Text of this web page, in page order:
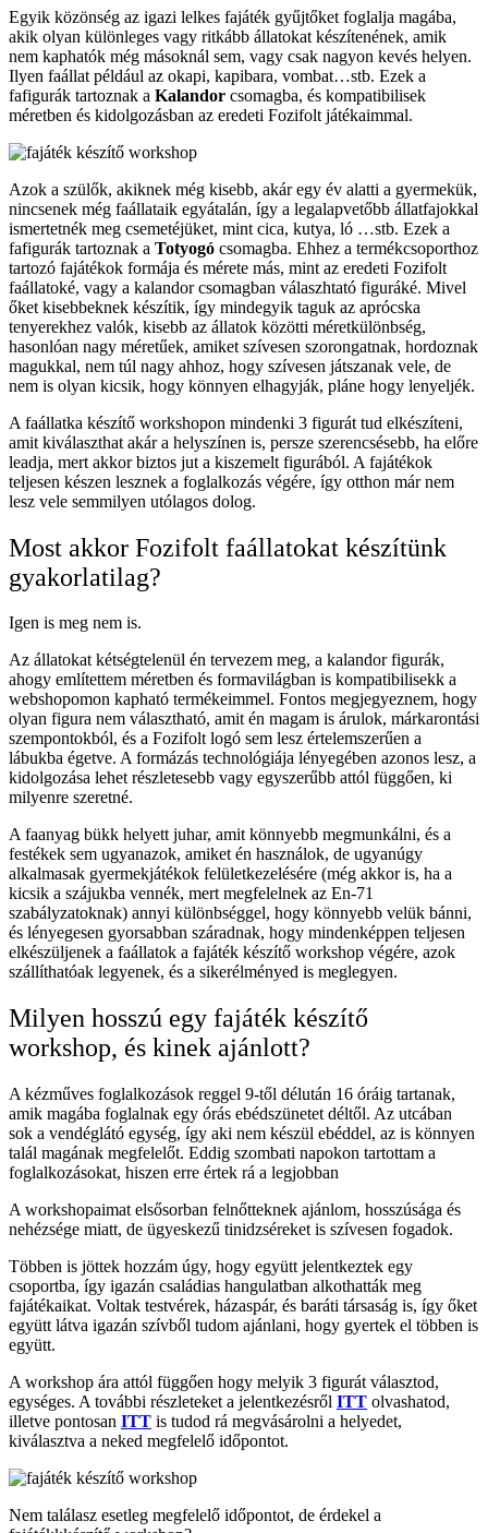
Egyik közönség az igazi lelkes fajáték gyűjtőket foglalja magába,
akik olyan különleges vagy ritkább állatokat készítenének, amik
nem kaphatók még másoknál sem, vagy csak nagyon kevés helyen.
Ilyen faállat például az okapi, kapibara, vombat…stb. Ezek a
fafigurák tartoznak a Kalandor csomagba, és kompatibilisek
méretben és kidolgozásban az eredeti Fozifolt játékaimmal.
Azok a szülők, akiknek még kisebb, akár egy év alatti a gyermekük,
nincsenek még faállataik egyátalán, így a legalapvetőbb állatfajokkal
ismertetnék meg csemetéjüket, mint cica, kutya, ló …stb. Ezek a
fafigurák tartoznak a Totyogó csomagba. Ehhez a termékcsoporthoz
tartozó fajátékok formája és mérete más, mint az eredeti Fozifolt
faállatoké, vagy a kalandor csomagban válaszhtató figuráké. Mivel
őket kisebbeknek készítik, így mindegyik taguk az aprócska
tenyerekhez valók, kisebb az állatok közötti méretkülönbség,
hasonlóan nagy méretűek, amiket szívesen szorongatnak, hordoznak
magukkal, nem túl nagy ahhoz, hogy szívesen játszanak vele, de
nem is olyan kicsik, hogy könnyen elhagyják, pláne hogy lenyeljék.
A faállatka készítő workshopon mindenki 3 figurát tud elkészíteni,
amit kiválaszthat akár a helyszínen is, persze szerencsésebb, ha előre
leadja, mert akkor biztos jut a kiszemelt figurából. A fajátékok
teljesen készen lesznek a foglalkozás végére, így otthon már nem
lesz vele semmilyen utólagos dolog.
Most akkor Fozifolt faállatokat készítünk
gyakorlatilag?
Igen is meg nem is.
Az állatokat kétségtelenül én tervezem meg, a kalandor figurák,
ahogy említettem méretben és formavilágban is kompatibilisekk a
webshopomon kapható termékeimmel. Fontos megjegyeznem, hogy
olyan figura nem választható, amit én magam is árulok, márkarontási
szempontokból, és a Fozifolt logó sem lesz értelemszerűen a
lábukba égetve. A formázás technológiája lényegében azonos lesz, a
kidolgozása lehet részletesebb vagy egyszerűbb attól függően, ki
milyenre szeretné.
A faanyag bükk helyett juhar, amit könnyebb megmunkálni, és a
festékek sem ugyanazok, amiket én használok, de ugyanúgy
alkalmasak gyermekjátékok felületkezelésére (még akkor is, ha a
kicsik a szájukba vennék, mert megfelelnek az En-71
szabályzatoknak) annyi különbséggel, hogy könnyebb velük bánni,
és lényegesen gyorsabban száradnak, hogy mindenképpen teljesen
elkészüljenek a faállatok a fajáték készítő workshop végére, azok
szállíthatóak legyenek, és a sikerélményed is meglegyen.
Milyen hosszú egy fajáték készítő
workshop, és kinek ajánlott?
A kézműves foglalkozások reggel 9-től délután 16 óráig tartanak,
amik magába foglalnak egy órás ebédszünetet déltől. Az utcában
sok a vendéglátó egység, így aki nem készül ebéddel, az is könnyen
talál magának megfelelőt. Eddig szombati napokon tartottam a
foglalkozásokat, hiszen erre értek rá a legjobban
A workshopaimat elsősorban felnőtteknek ajánlom, hosszúsága és
nehézsége miatt, de ügyeskezű tinidzséreket is szívesen fogadok.
Többen is jöttek hozzám úgy, hogy együtt jelentkeztek egy
csoportba, így igazán családias hangulatban alkothatták meg
fajátékaikat. Voltak testvérek, házaspár, és baráti társaság is, így őket
együtt látva igazán szívből tudom ajánlani, hogy gyertek el többen is
együtt.
A workshop ára attól függően hogy melyik 3 figurát választod,
egységes. A további részleteket a jelentkezésről ITT olvashatod,
illetve pontosan ITT is tudod rá megvásárolni a helyedet,
kiválasztva a neked megfelelő időpontot.
Nem találasz esetleg megfelelő időpontot, de érdekel a